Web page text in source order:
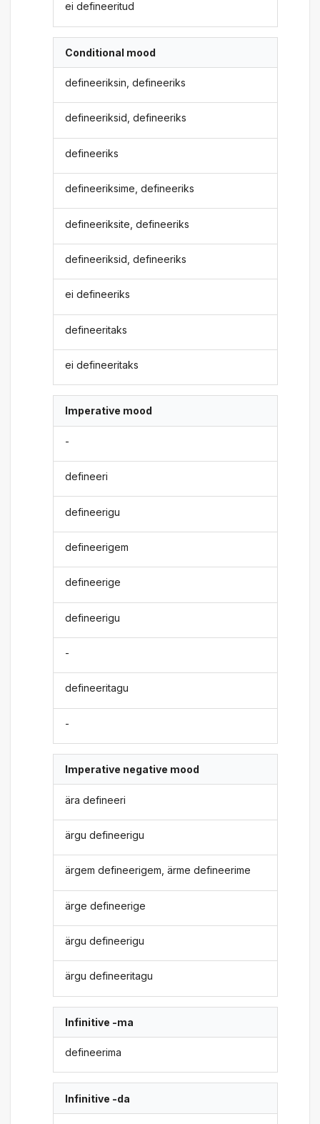
ei defineeritud
Conditional mood
defineeriksin, defineeriks
defineeriksid, defineeriks
defineeriks
defineeriksime, defineeriks
defineeriksite, defineeriks
defineeriksid, defineeriks
ei defineeriks
defineeritaks
ei defineeritaks
Imperative mood
-
defineeri
defineerigu
defineerigem
defineerige
defineerigu
-
defineeritagu
-
Imperative negative mood
ära defineeri
ärgu defineerigu
ärgem defineerigem, ärme defineerime
ärge defineerige
ärgu defineerigu
ärgu defineeritagu
Infinitive -ma
defineerima
Infinitive -da